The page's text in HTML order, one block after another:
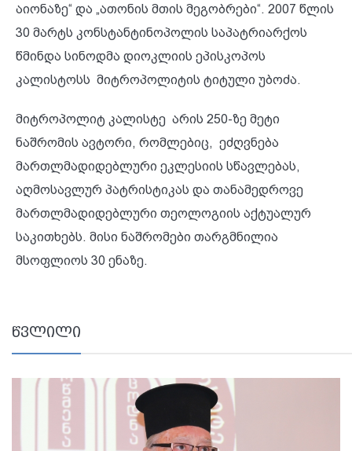
აიონაზე“ და „ათონის მთის მეგობრები“. 2007 წლის
30 მარტს კონსტანტინოპოლის საპატრიარქოს
წმინდა სინოდმა დიოკლიის ეპისკოპოს
კალისტოსს მიტროპოლიტის ტიტული უბოძა.
მიტროპოლიტ კალისტე არის 250-ზე მეტი
ნაშრომის ავტორი, რომლებიც, ეძღვნება
მართლმადიდებლური ეკლესიის სწავლებას,
აღმოსავლურ პატრისტიკას და თანამედროვე
მართლმადიდებლური თეოლოგიის აქტუალურ
საკითხებს. მისი ნაშრომები თარგმნილია
მსოფლიოს 30 ენაზე.
წვლილი